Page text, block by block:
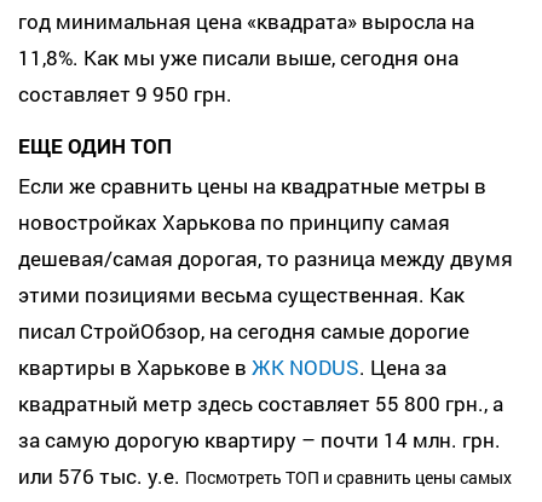
год минимальная цена «квадрата» выросла на
11,8%. Как мы уже писали выше, сегодня она
составляет 9 950 грн.
ЕЩЕ ОДИН ТОП
Если же сравнить цены на квадратные метры в
новостройках Харькова по принципу самая
дешевая/самая дорогая, то разница между двумя
этими позициями весьма существенная. Как
писал СтройОбзор, на сегодня самые дорогие
квартиры в Харькове в ЖК NODUS. Цена за
квадратный метр здесь составляет 55 800 грн., а
за самую дорогую квартиру – почти 14 млн. грн.
или 576 тыс. у.е. Посмотреть ТОП и сравнить цены самых